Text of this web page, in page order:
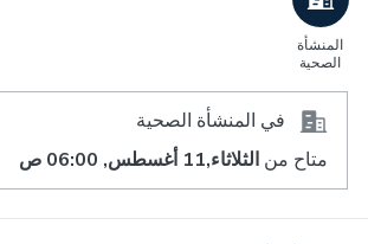
المنشأة
الصحية
في المنشأة الصحية
متاح من الثلاثاء,11 أغسطس, 06:00 ص